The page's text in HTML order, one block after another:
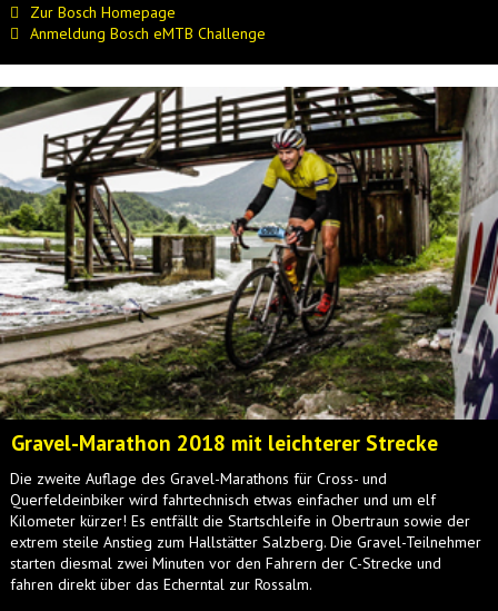
Zur Bosch Homepage
Anmeldung Bosch eMTB Challenge
Gravel-Marathon 2018 mit leichterer Strecke
Die zweite Auflage des Gravel-Marathons für Cross- und
Querfeldeinbiker wird fahrtechnisch etwas einfacher und um elf
Kilometer kürzer! Es entfällt die Startschleife in Obertraun sowie der
extrem steile Anstieg zum Hallstätter Salzberg. Die Gravel-Teilnehmer
starten diesmal zwei Minuten vor den Fahrern der C-Strecke und
fahren direkt über das Echerntal zur Rossalm.